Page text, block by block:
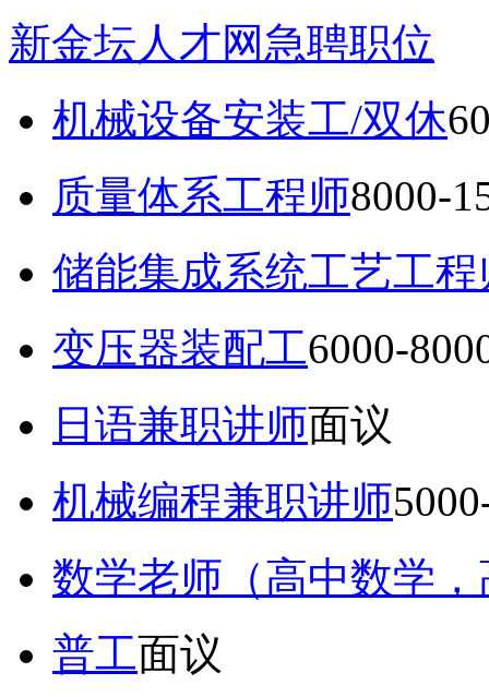
新金坛人才网急聘职位
机械设备安装工/双休
质量体系工程师8000-
储能集成系统工艺工程
变压器装配工6000-
日语兼职讲师面议
机械编程兼职讲师
数学老师（高中数学
普工面议